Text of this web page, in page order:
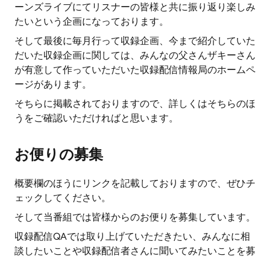
ーンズライブにてリスナーの皆様と共に振り返り楽しみ
たいという企画になっております。
そして最後に毎月行って収録企画、今まで紹介していた
だいた収録企画に関しては、みんなの父さんザキーさん
が有意して作っていただいた収録配信情報局のホームペ
ージがあります。
そちらに掲載されておりますので、詳しくはそちらのほ
うをご確認いただければと思います。
お便りの募集
概要欄のほうにリンクを記載しておりますので、ぜひチ
ェックしてください。
そして当番組では皆様からのお便りを募集しています。
収録配信QAでは取り上げていただきたい、みんなに相
談したいことや収録配信者さんに聞いてみたいことを募